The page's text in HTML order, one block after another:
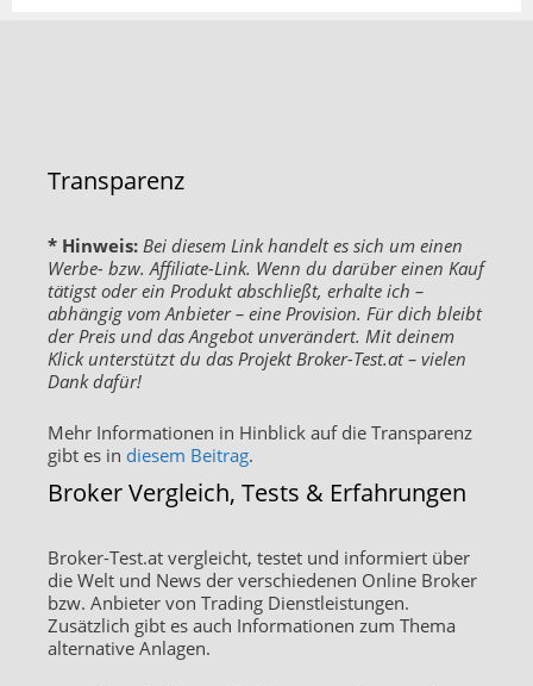
Transparenz
* Hinweis: Bei diesem Link handelt es sich um einen
Werbe- bzw. Affiliate-Link. Wenn du darüber einen Kauf
tätigst oder ein Produkt abschließt, erhalte ich –
abhängig vom Anbieter – eine Provision. Für dich bleibt
der Preis und das Angebot unverändert. Mit deinem
Klick unterstützt du das Projekt Broker-Test.at – vielen
Dank dafür!
Mehr Informationen in Hinblick auf die Transparenz
gibt es in diesem Beitrag.
Broker Vergleich, Tests & Erfahrungen
Broker-Test.at vergleicht, testet und informiert über
die Welt und News der verschiedenen Online Broker
bzw. Anbieter von Trading Dienstleistungen.
Zusätzlich gibt es auch Informationen zum Thema
alternative Anlagen.